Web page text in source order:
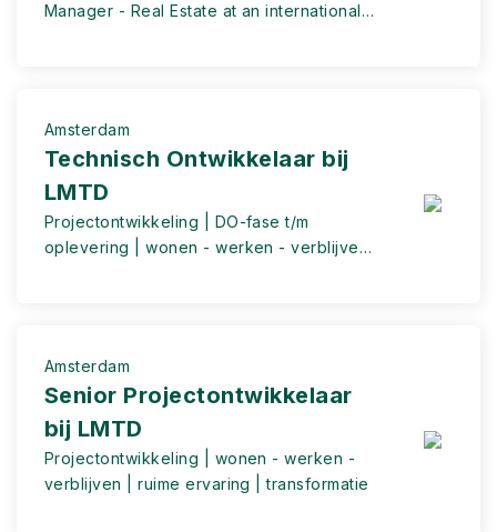
Manager - Real Estate at an international
Amsterdam
Technisch Ontwikkelaar bij
LMTD
Projectontwikkeling | DO-fase t/m
oplevering | wonen - werken - verblijven
Amsterdam
Senior Projectontwikkelaar
bij LMTD
Projectontwikkeling | wonen - werken -
verblijven | ruime ervaring | transformatie